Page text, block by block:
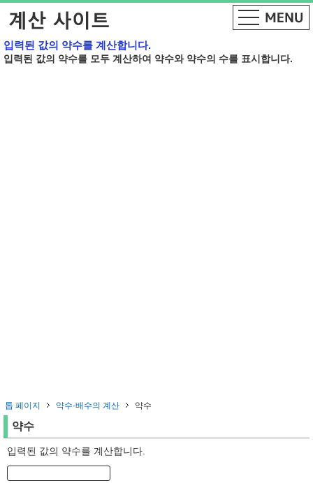
입력된 값의 약수를 계산합니다.
입력된 값의 약수를 모두 계산하여 약수와 약수의 수를 표시합니다.
톱 페이지 약수·배수의 계산 약수
약수
입력된 값의 약수를 계산합니다.